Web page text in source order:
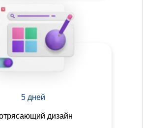
5 дней
дизайн